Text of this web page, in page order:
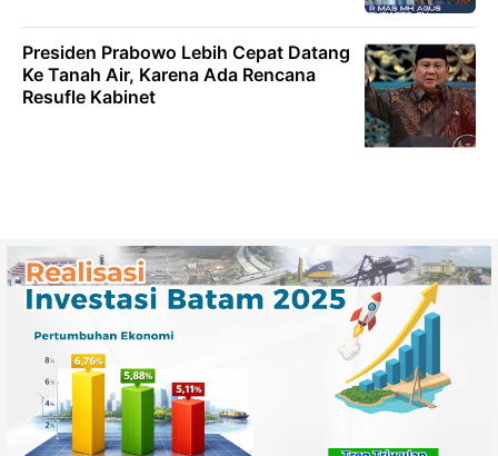
Presiden Prabowo Lebih Cepat Datang
Ke Tanah Air, Karena Ada Rencana
Resufle Kabinet